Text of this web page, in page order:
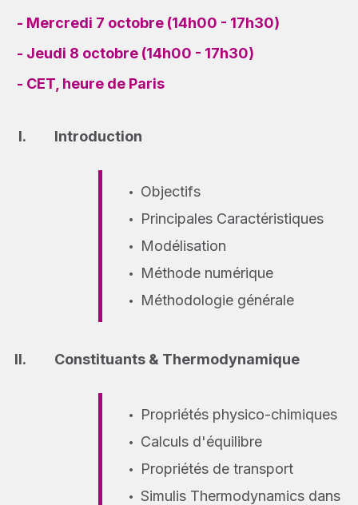
- Mercredi 7 octobre (14h00 - 17h30)
- Jeudi 8 octobre (14h00 - 17h30)
- CET, heure de Paris
Introduction
Objectifs
Principales Caractéristiques
Modélisation
Méthode numérique
Méthodologie générale
Constituants & Thermodynamique
Propriétés physico-chimiques
Calculs d'équilibre
Propriétés de transport
Simulis Thermodynamics dans